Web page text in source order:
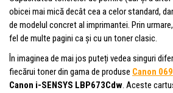
obicei mai mică decât cea a celor standard,
de modelul concret al imprimantei. Prin
fel de multe pagini ca și cu un toner clasic.
În imaginea de mai jos puteți vedea singuri
fiecărui toner din gama de produse Canon 069
Canon i-SENSYS LBP673Cdw. Aceste